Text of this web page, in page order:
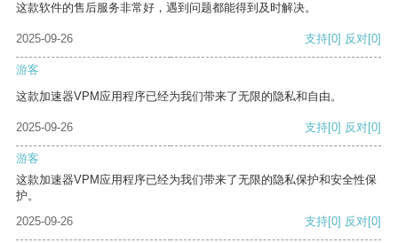
这款软件的售后服务非常好，遇到问题都能得到及时解决。
2025-09-26 支持[0] 反对[0]
游客
这款加速器VPM应用程序已经为我们带来了无限的隐私和自由。
2025-09-26 支持[0] 反对[0]
游客
这款加速器VPM应用程序已经为我们带来了无限的隐私保护和安全性保
护。
2025-09-26
支持[0] 反对[0]